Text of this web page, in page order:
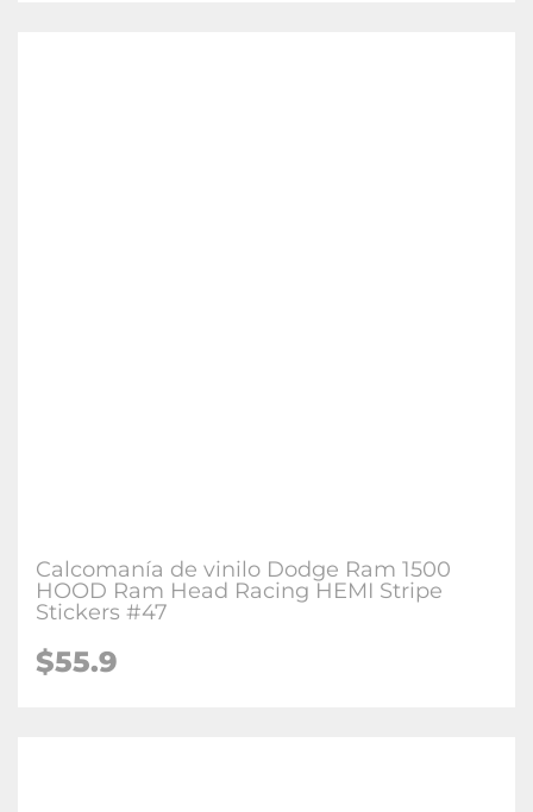
Calcomanía de vinilo Dodge Ram 1500
HOOD Ram Head Racing HEMI Stripe
Stickers #47
$55.9